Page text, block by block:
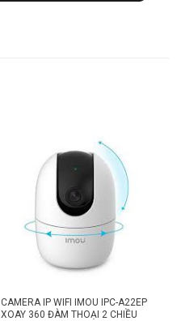
CAMERA IP WIFI IMOU IPC-A22EP
XOAY 360 ĐÀM THOẠI 2 CHIỀU